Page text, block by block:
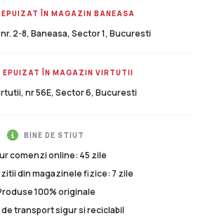
ÎN MAGAZIN BANEASA
2-8, Baneasa, Sector 1, Bucuresti
EPUIZAT ÎN MAGAZIN VIRTUTII
nr 56E, Sector 6, Bucuresti
BINE DE STIUT
comenzi online: 45 zile
din magazinele fizice: 7 zile
100% originale
de transport sigur si reciclabil